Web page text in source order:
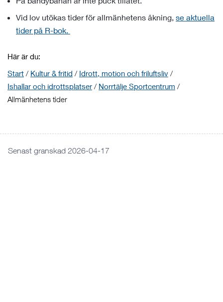
Vid lov utökas tider för allmänhetens åkning, se aktuella
tider på R-bok.
Här är du:
Start / Kultur & fritid / Idrott, motion och friluftsliv /
Ishallar och idrottsplatser / Norrtälje Sportcentrum /
Allmänhetens tider
Senast granskad 2026-04-17